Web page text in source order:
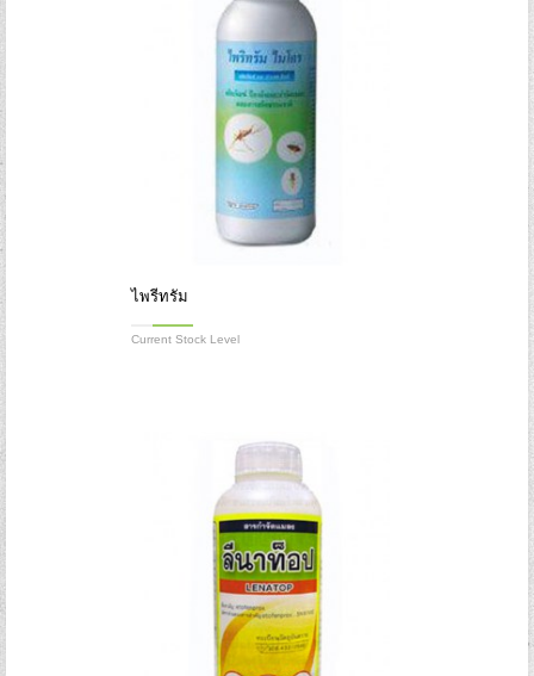
ไพรีทรัม
Current Stock Level